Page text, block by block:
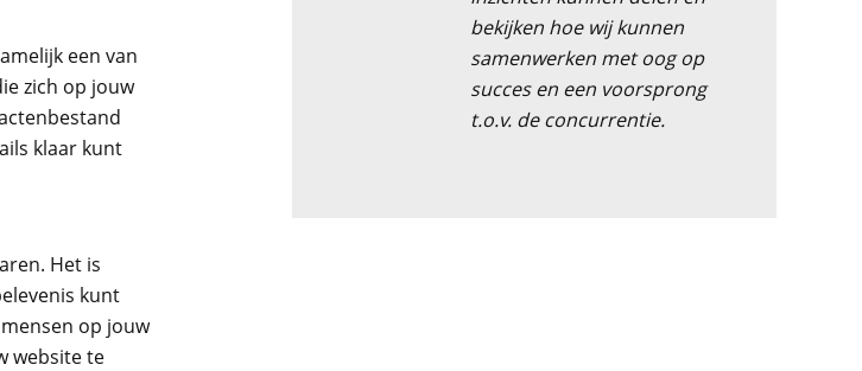
een van
zich op jouw
klaar kunt
Het is
kunt
op jouw
website te
bekijken hoe wij kunnen
samenwerken met oog op
succes en een voorsprong
t.o.v. de concurrentie.